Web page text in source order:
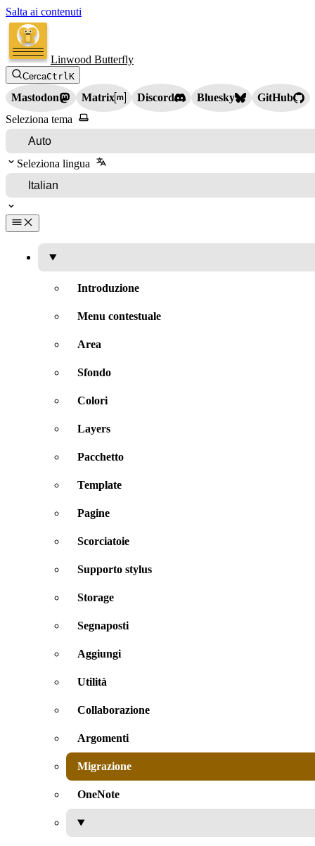
Salta ai contenuti
Linwood Butterfly
CercaCtrlK
Mastodon Matrix Discord Bluesky
GitHub
Seleziona tema
Seleziona lingua
Introduzione
Menu contestuale
Area
Sfondo
Colori
Layers
Pacchetto
Template
Pagine
Scorciatoie
Supporto stylus
Storage
Segnaposti
Aggiungi
Utilità
Collaborazione
Argomenti
Migrazione
OneNote